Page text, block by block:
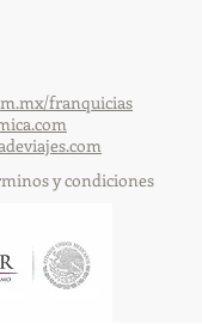
franquicias
y condiciones